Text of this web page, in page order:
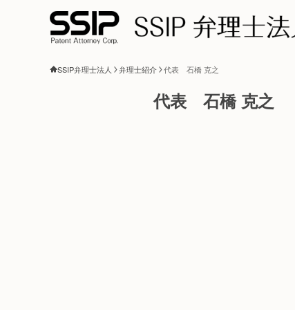
SSIP弁理士法人 弁理士紹介 代表 石橋 克之
代表 石橋 克之